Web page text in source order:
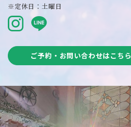
※定休日：土曜日
ご予約・お問い合わせはこちら